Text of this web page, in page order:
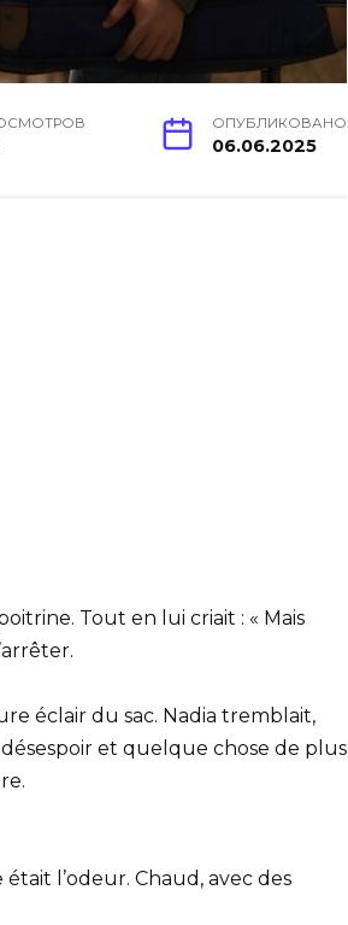
ОПУБЛИКОВАНО
06.06.2025
Tout en lui criait : « Mais
éclair du sac. Nadia tremblait,
désespoir et quelque chose de plus
l’odeur. Chaud, avec des